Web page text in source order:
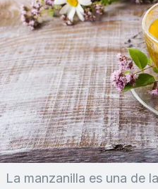
La manzanilla es una de